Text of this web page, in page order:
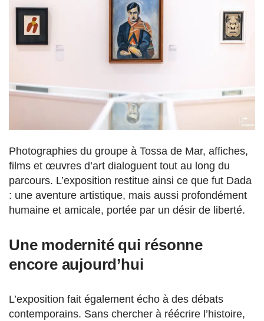
Photographies du groupe à Tossa de Mar, affiches,
films et œuvres d’art dialoguent tout au long du
parcours. L’exposition restitue ainsi ce que fut Dada
: une aventure artistique, mais aussi profondément
humaine et amicale, portée par un désir de liberté.
Une modernité qui résonne
encore aujourd’hui
L’exposition fait également écho à des débats
contemporains. Sans chercher à réécrire l’histoire,